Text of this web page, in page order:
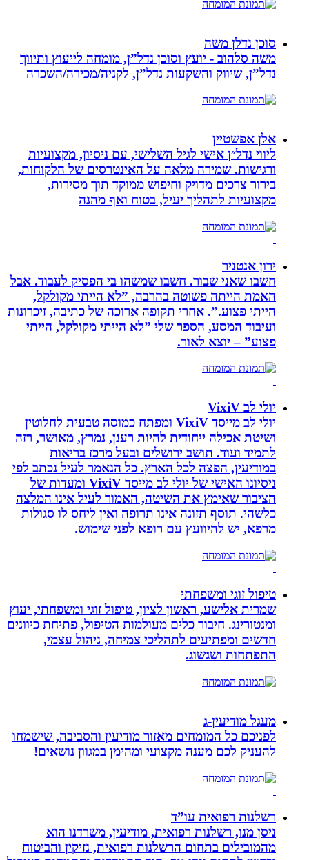
סוכן נדלן משה
משה סלהוב - יועץ וסוכן נדל”ן, מומחה לייעוץ ותיווך
נדל”ן, שיווק והשקעות נדל”ן, לקניה/מכירה/השכרה
אלן אפשטיין
ליווי נדל״ן אישי לגיל השלישי, עם ניסיון, מקצועיות
ורגישות. שמירה מלאה על האינטרסים של הלקוחות,
בירור צרכים מדויק וחיפוש ממוקד תוך מסירות,
מקצועיות לתהליך יעיל, בטוח ואף מהנה
ירון אנטניר
חשבו שאני שבור. חשבו שמשהו בי הפסיק לעבוד. אבל
האמת הייתה פשוטה בהרבה, ”לא הייתי מקולקל,
הייתי פצוע.”. אחרי תקופה ארוכה של כתיבה, זיכרונות
ועיבוד המסע, הספר שלי ”לא הייתי מקולקל, הייתי
פצוע” – יוצא לאור.
יולי לב VixiV
יולי לב מייסד VixiV ומפתח כמוסה טבעית לחלוטין
ושיטת אכילה ייחודית להיות רענן, נמרץ, מאושר, רזה
לתמיד ועוד. תושב ירושלים ובעל מרכז בריאות
במודיעין, הפצה לכל הארץ. כל הנאמר לעיל נכתב לפי
ניסיונו האישי של יולי לב מייסד VixiV ומעדות של
הציבור שאימץ את השיטה, האמור לעיל אינו המלצה
כלשהי. תוסף תזונה אינו תרופה ואין ליחס לו סגולות
מרפא, יש להיוועץ עם רופא לפני שימוש.
טיפול זוגי ומשפחתי
שמרית אלישע, ראשון לציון, טיפול זוגי ומשפחתי, יעוץ
ומנטורינג. חיבור כלים מעולמות הטיפול, פתיחת כיוונים
חדשים ומפתיעים לתהליכי צמיחה, ניהול עצמי,
התפתחות ושגשוג.
מעגל מודיעין-ג
לפניכם כל המומחים מאזור מודיעין והסביבה, שישמחו
להעניק לכם מענה מקצועי ומהימן במגוון נושאים!
רשלנות רפואית עו”ד
ניסן מנו, רשלנות רפואית, מודיעין, משרדנו הוא
מהמובילים בתחום הרשלנות רפואית, נזיקין והביטוח